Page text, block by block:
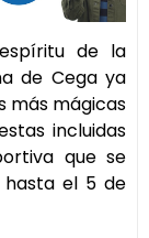
de la
de Cega ya
más mágicas
incluidas
que se
hasta el 5 de